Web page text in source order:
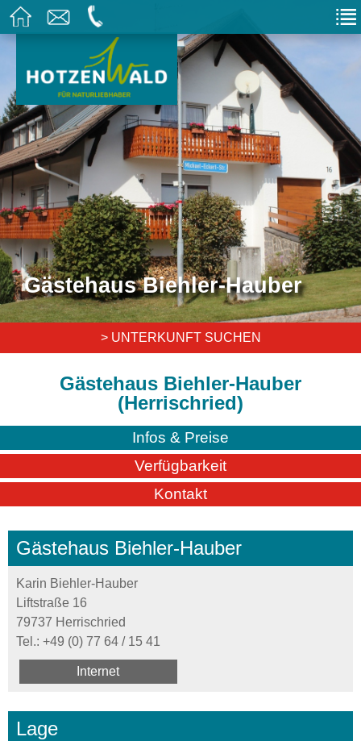
Gästehaus Biehler-Hauber
> UNTERKUNFT SUCHEN
Gästehaus Biehler-Hauber
(Herrischried)
Infos & Preise
Verfügbarkeit
Kontakt
Gästehaus Biehler-Hauber
Karin Biehler-Hauber
Liftstraße 16
79737 Herrischried
Tel.: +49 (0) 77 64 / 15 41
Internet
Lage